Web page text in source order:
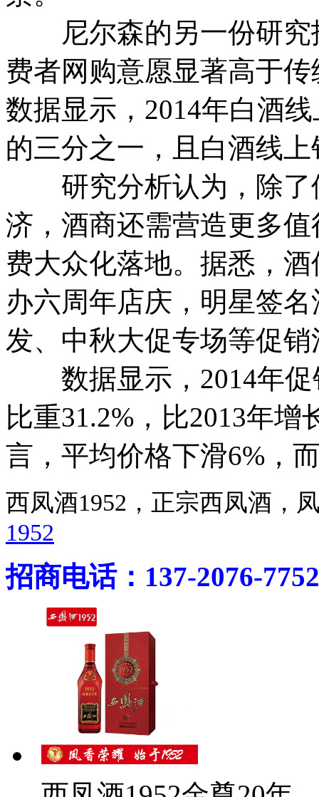
尼尔森的另一份研究
费者网购意愿显著高于
数据显示，2014年白酒
的三分之一，且白酒线
研究分析认为，除了
济，酒商还需营造更多
费大众化落地。据悉，
办六周年店庆，明星签
发、中秋大促专场等促
数据显示，2014年促
比重31.2%，比2013年
言，平均价格下滑6%，
西凤酒1952，正宗西凤酒
1952
招商电话：137-2076-7752